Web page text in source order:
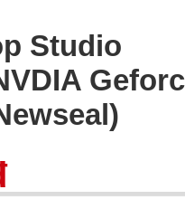
Studio